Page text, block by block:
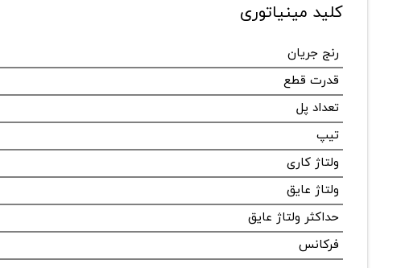
کلید مینیاتوری
رنج جریان
قدرت قطع
تعداد پل
تیپ
ولتاژ کاری
ولتاژ عایق
حداکثر ولتاژ عایق
فرکانس